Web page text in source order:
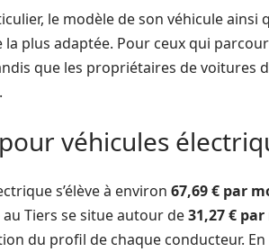
le modèle de son véhicule ainsi
plus adaptée. Pour ceux qui
que les propriétaires de voitures
véhicules
s’élève à environ 67,69 € par
Tiers se situe autour de31,27 €
du profil de chaque conducteur. En